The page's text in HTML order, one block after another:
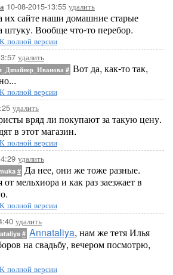
10-08-2015-13:55 удалить
их сайте наши домашние старые
штуку. Вообще что-то перебор.
К полной версии
удалить
# Вот да, как-то так,
К полной версии
удалить
вряд ли покупают за такую цену.
в этот магазин.
К полной версии
удалить
# Да нее, они же тоже разные.
мельхиора и как раз заезжает в
К полной версии
удалить
# Annataliya, нам же тетя Илья
на свадьбу, вечером посмотрю,
К полной версии